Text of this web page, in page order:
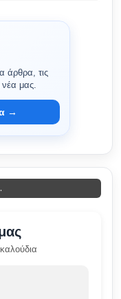
άρθρα, τις
μας.
→